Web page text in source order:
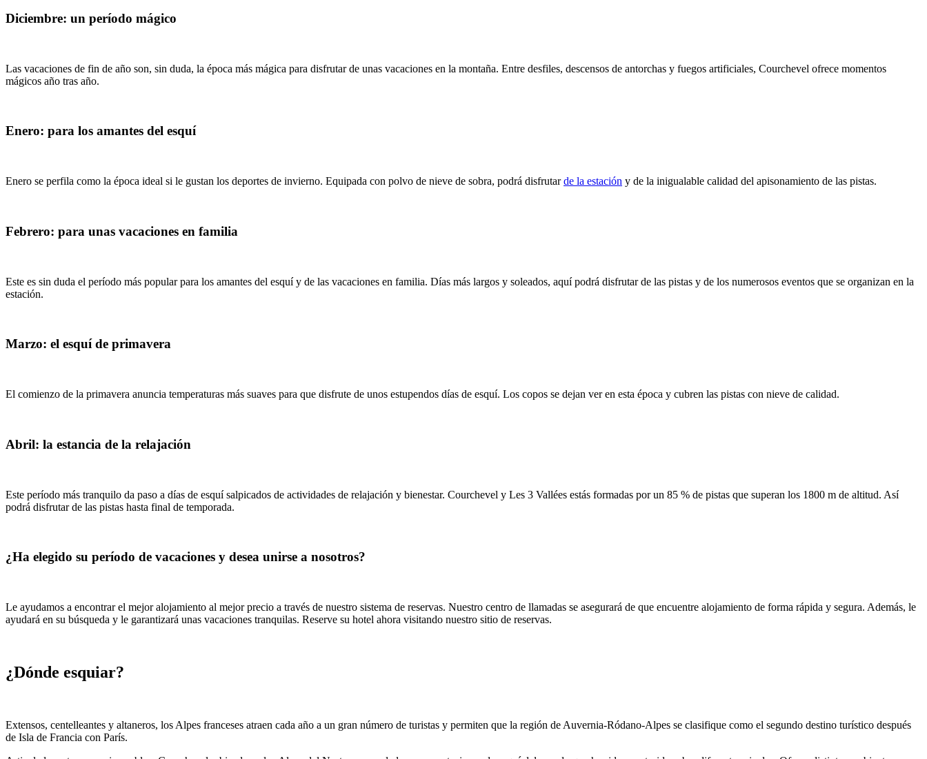
Diciembre: un período mágico
Las vacaciones de fin de año son, sin duda, la época más mágica para disfrutar de unas vacaciones en la montaña. Entre desfiles, descensos de antorchas y fuegos artificiales, Courchevel ofrece momentos
mágicos año tras año.
Enero: para los amantes del esquí
Enero se perfila como la época ideal si le gustan los deportes de invierno. Equipada con polvo de nieve de sobra, podrá disfrutarde la estación y de la inigualable calidad del apisonamiento de las pistas.
Febrero: para unas vacaciones en familia
Este es sin duda el período más popular para los amantes del esquí y de las vacaciones en familia. Días más largos y soleados, aquí podrá disfrutar de las pistas y de los numerosos eventos que se organizan en la
estación.
Marzo: el esquí de primavera
El comienzo de la primavera anuncia temperaturas más suaves para que disfrute de unos estupendos días de esquí. Los copos se dejan ver en esta época y cubren las pistas con nieve de calidad.
Abril: la estancia de la relajación
Este período más tranquilo da paso a días de esquí salpicados de actividades de relajación y bienestar. Courchevel y Les 3 Vallées estás formadas por un 85 % de pistas que superan los 1800 m de altitud. Así
podrá disfrutar de las pistas hasta final de temporada.
¿Ha elegido su período de vacaciones y desea unirse a nosotros?
Le ayudamos a encontrar el mejor alojamiento al mejor precio a través de nuestro sistema de reservas. Nuestro centro de llamadas se asegurará de que encuentre alojamiento de forma rápida y segura. Además, le
ayudará en su búsqueda y le garantizará unas vacaciones tranquilas. Reserve su hotel ahora visitando nuestro sitio de reservas.
¿Dónde esquiar?
Extensos, centelleantes y altaneros, los Alpes franceses atraen cada año a un gran número de turistas y permiten que la región de Auvernia-Ródano-Alpes se clasifique como el segundo destino turístico después
de Isla de Francia con París.